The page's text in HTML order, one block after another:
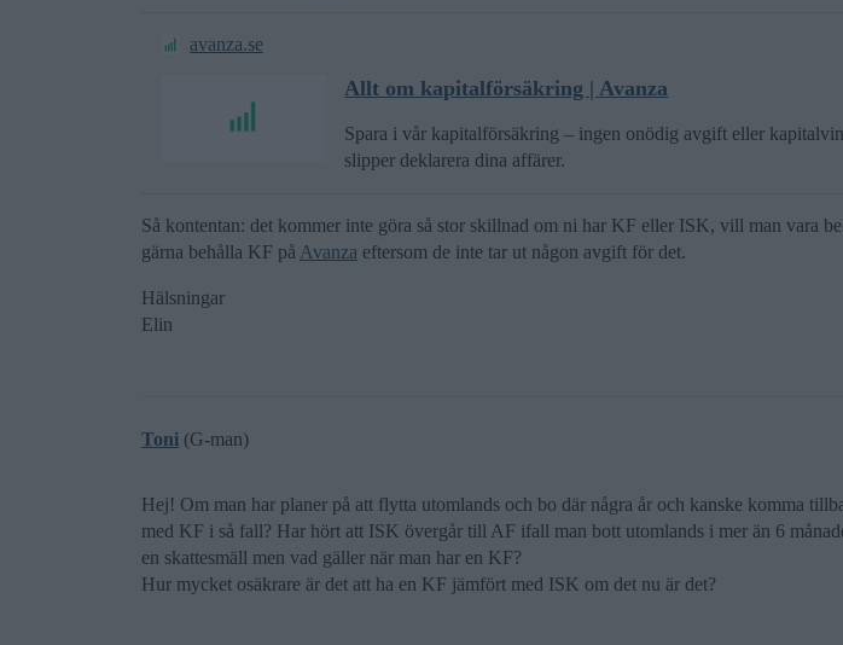
avanza.se
Allt om kapitalförsäkring | Avanza
Spara i vår kapitalförsäkring – ingen onödig avgift eller
slipper deklarera dina affärer.
Så kontentan: det kommer inte göra så stor skillnad om ni har KF eller ISK, vill man vara
gärna behålla KF på Avanza eftersom de inte tar ut någon avgift för det.
Hälsningar
Elin
Toni (G-man)
Hej! Om man har planer på att flytta utomlands och bo där några år och kanske komma
med KF i så fall? Har hört att ISK övergår till AF ifall man bott utomlands i mer än 6
en skattesmäll men vad gäller när man har en KF?
Hur mycket osäkrare är det att ha en KF jämfört med ISK om det nu är det?